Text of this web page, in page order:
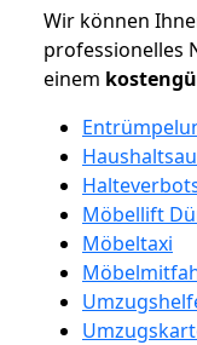
Wir können
professionelles
einem
Möbellift
Möbeltaxi